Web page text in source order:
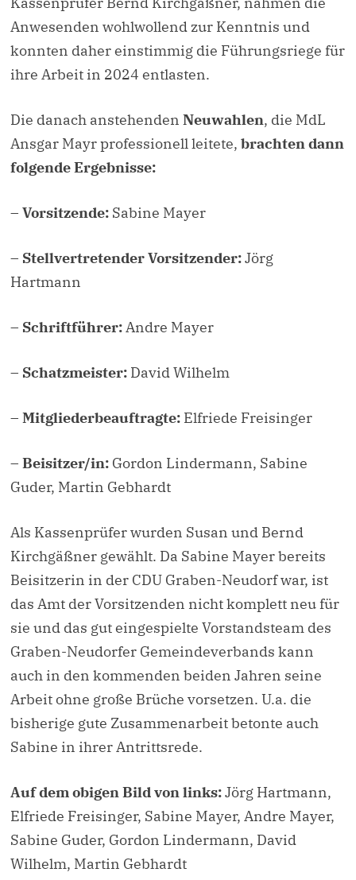
Anwesenden wohlwollend zur Kenntnis und
konnten daher einstimmig die Führungsriege für
ihre Arbeit in 2024 entlasten.
Die danach anstehenden Neuwahlen, die MdL
Ansgar Mayr professionell leitete, brachten dann
folgende Ergebnisse:
– Vorsitzende:Sabine Mayer
– Stellvertretender Vorsitzender:Jörg
Hartmann
– Schriftführer:Andre Mayer
– Schatzmeister:David Wilhelm
– Mitgliederbeauftragte:Elfriede Freisinger
– Beisitzer/in:Gordon Lindermann, Sabine
Guder, Martin Gebhardt
Als Kassenprüfer wurden Susan und Bernd
Kirchgäßner gewählt. Da Sabine Mayer bereits
Beisitzerin in der CDU Graben-Neudorf war, ist
das Amt der Vorsitzenden nicht komplett neu für
sie und das gut eingespielte Vorstandsteam des
Graben-Neudorfer Gemeindeverbands kann
auch in den kommenden beiden Jahren seine
Arbeit ohne große Brüche vorsetzen. U.a. die
bisherige gute Zusammenarbeit betonte auch
Sabine in ihrer Antrittsrede.
Auf dem obigen Bild von links:Jörg Hartmann,
Elfriede Freisinger, Sabine Mayer, Andre Mayer,
Sabine Guder, Gordon Lindermann, David
Wilhelm, Martin Gebhardt